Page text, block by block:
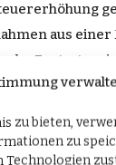
zu bieten,
zu
Technologien
aus
teilt